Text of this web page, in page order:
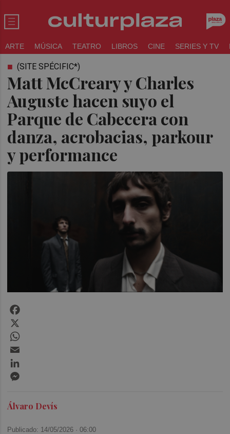
ARTE MÚSICA TEATRO LIBROS CINE SERIES Y TV
Matt McCreary y Charles
Auguste hacen suyo el
Parque de Cabecera con
danza, acrobacias, parkour
y performance
(SITE SPÉCIFIC*)
Álvaro Devís
Publicado: 14/05/2026 ·06:00